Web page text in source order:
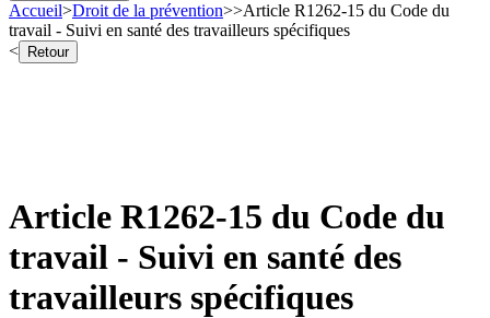
Accueil>Droit de la prévention>>Article R1262-15 du Code du
travail - Suivi en santé des travailleurs spécifiques
<
Retour
Article R1262-15 du Code du
travail - Suivi en santé des
travailleurs spécifiques